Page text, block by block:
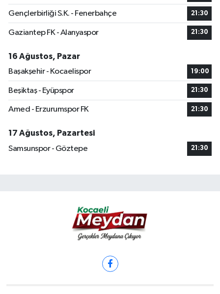
Gençlerbirliği S.K. - Fenerbahçe 21:30
Gaziantep FK - Alanyaspor 21:30
16 Ağustos, Pazar
Başakşehir - Kocaelispor
19:00
Beşiktaş - Eyüpspor 21:30
Amed - Erzurumspor FK 21:30
17 Ağustos, Pazartesi
Samsunspor - Göztepe
21:30